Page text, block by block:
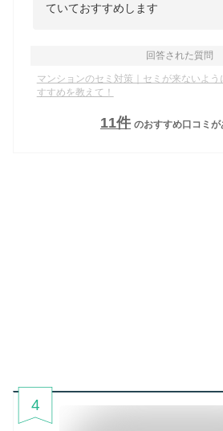
ていておすすめします
回答された質問
マンションのセミ対策｜セミが来ないよ
すすめを教えて！
11件 のおすすめ口コミが
4